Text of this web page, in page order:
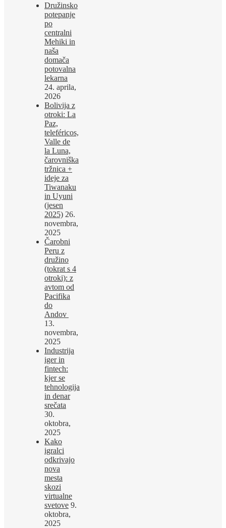
Družinsko
potepanje
po
centralni
Mehiki in
naša
domača
potovalna
lekarna
24. aprila,
2026
Bolivija z
otroki: La
Paz,
teleféricos,
Valle de
la Luna,
čarovniška
tržnica +
ideje za
Tiwanaku
in Uyuni
(jesen
2025) 26.
novembra,
2025
Čarobni
Peru z
družino
(tokrat s 4
otroki): z
avtom od
Pacifika
do
Andov
13.
novembra,
2025
Industrija
iger in
fintech:
kjer se
tehnologija
in denar
srečata
30.
oktobra,
2025
Kako
igralci
odkrivajo
nova
mesta
skozi
virtualne
svetove 9.
oktobra,
2025